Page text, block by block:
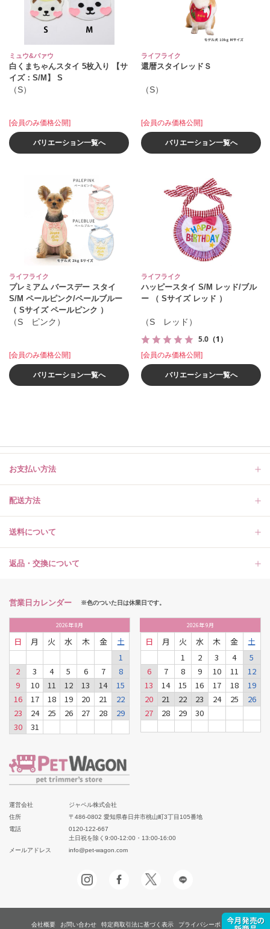
ミュウ&バァウ
白くまちゃんスタイ 5枚入り 【サ
イズ：S/M】 S
（S）
[会員のみ価格公開]
バリエーション一覧へ
ライフライク
還暦スタイレッドＳ
（S）
[会員のみ価格公開]
バリエーション一覧へ
ライフライク
プレミアム バースデー スタイ
S/M ペールピンク/ペールブルー
（ Sサイズ ペールピンク ）
（S ピンク）
[会員のみ価格公開]
バリエーション一覧へ
ライフライク
ハッピースタイ S/M レッド/ブル
ー （ Sサイズ レッド ）
（S レッド）
5.0 （1）
[会員のみ価格公開]
バリエーション一覧へ
お支払い方法
配送方法
送料について
返品・交換について
営業日カレンダー ※色のついた日は休業日です。
2026年8月
日 月 火 水 木 金
土
1
2
3 4 5 6 7
8
9
10 11 12 13 14
15
16
17 18 19 20 21
22
23
24 25 26 27 28
29
30
31
2026年9月
日 月 火 水 木 金
土
1
2 3 4
5
6
7 8 9 10 11
12
13
14 15 16 17 18
19
20
21 22 23 24 25
26
27
28 29 30
運営会社
ジャペル株式会社
住所
〒486-0802 愛知県春日井市桃山町3丁目105番地
電話
0120-122-667
土日祝を除く9:00-12:00・13:00-16:00
メールアドレス
info@pet-wagon.com
会社概要 お問い合わせ 特定商取引法に基づく表示 プライバシーポリシー